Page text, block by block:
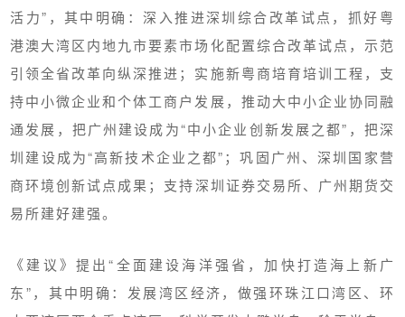
活力”，其中明确：深入推进深圳综合改革试点，抓好粤
港澳大湾区内地九市要素市场化配置综合改革试点，示范
引领全省改革向纵深推进；实施新粤商培育培训工程，支
持中小微企业和个体工商户发展，推动大中小企业协同融
通发展，把广州建设成为“中小企业创新发展之都”，把深
圳建设成为“高新技术企业之都”；巩固广州、深圳国家营
商环境创新试点成果；支持深圳证券交易所、 广州期货交
易所建好建强。
《建议》提出“全面建设海洋强省，加快打造海上新广
东”，其中明确：发展湾区经济，做强环珠江口湾区、环